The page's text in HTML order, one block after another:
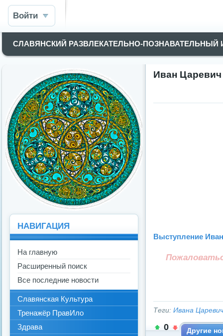
Войти
СЛАВЯНСКИЙ РАЗВЛЕКАТЕЛЬНО-
Иван Царевич
Выступление
Теги: Ивана
0 Другие
НАВИГАЦИЯ
На главную
Расширенный поиск
Все последние новости
Славянская Культура
Тренажёр ПравИло
Здрава